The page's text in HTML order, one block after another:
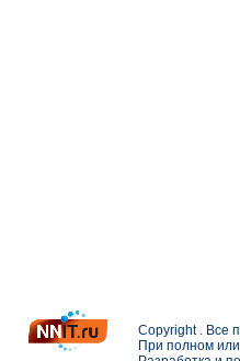
Copyright . Все
При полном